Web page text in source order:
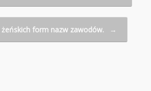
żeńskich form nazw zawodów. →